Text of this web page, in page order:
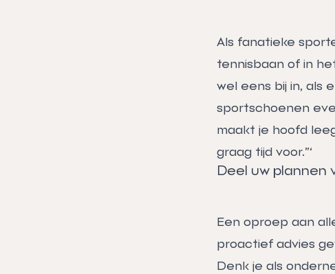
Als fanatieke
tennisbaan of in
wel eens bij in, als
sportschoenen
maakt je hoofd
graag tijd voor.”‘
Deel uw plannen
Een oproep aan
proactief advies
Denk je als